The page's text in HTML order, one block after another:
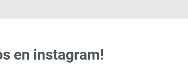
en instagram!